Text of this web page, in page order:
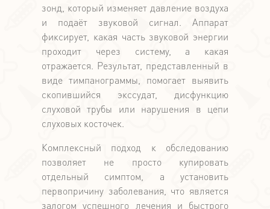
зонд, который изменяет давление воздуха
и подаёт звуковой сигнал. Аппарат
фиксирует, какая часть звуковой энергии
проходит через систему, а какая
отражается. Результат, представленный в
виде тимпанограммы, помогает выявить
скопившийся экссудат, дисфункцию
слуховой трубы или нарушения в цепи
слуховых косточек.
Комплексный подход к обследованию
позволяет не просто купировать
отдельный симптом, а установить
первопричину заболевания, что является
залогом успешного лечения и быстрого